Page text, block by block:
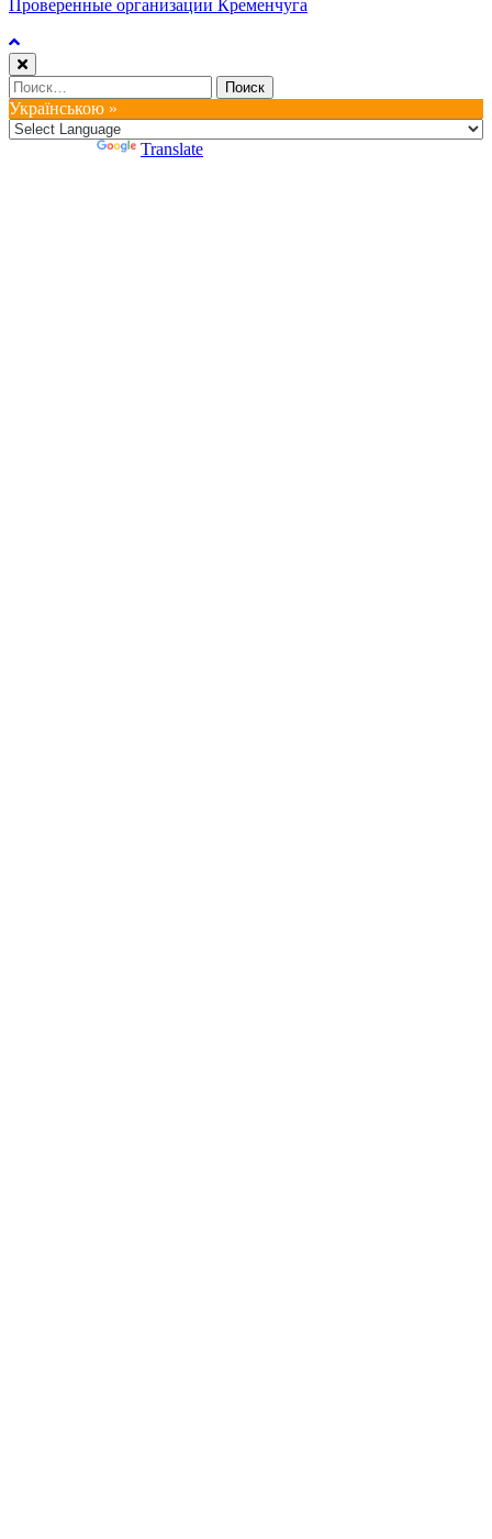
Проверенные организации Кременчуга
Найти:
Українською »
Translate